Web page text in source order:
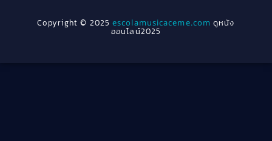
Cult Film(4)
1940
Copyright © 2025escolamusicaceme.com ดูหนัง
ออนไลน์2025